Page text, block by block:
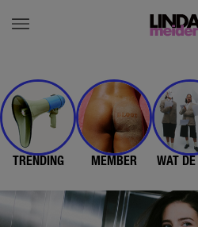
TRENDING MEMBER WAT DE